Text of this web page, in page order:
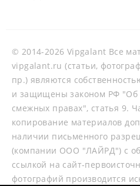
© 2014-2026 Vipgalant Все
vipgalant.ru (статьи,
пр.) являются
и защищены законом РФ "Об
смежных правах", статья 9.
копирование материалов
наличии письменного
(компании ООО "ЛАЙРД") с
ссылкой на сайт-
фотографий производится